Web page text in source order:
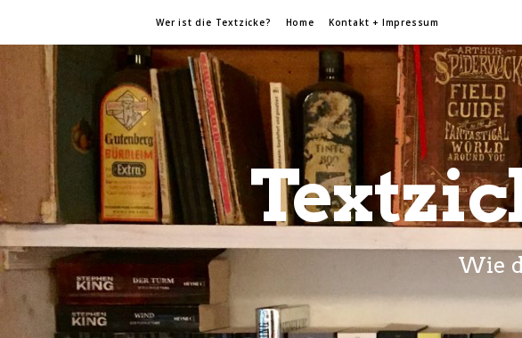
Wer ist die Textzicke? Home Kontakt + Impressum
Wie